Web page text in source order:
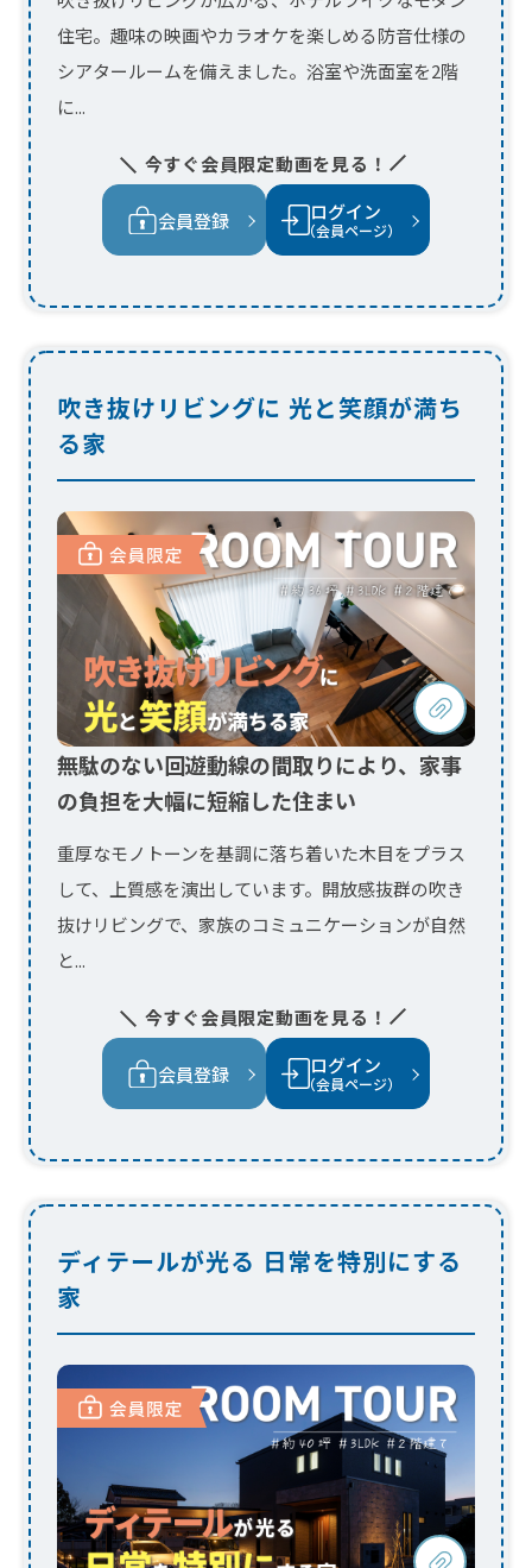
吹き抜けリビングに 光と笑顔が満ち
る家
無駄のない回遊動線の間取りにより、家事
の負担を大幅に短縮した住まい
重厚なモノトーンを基調に落ち着いた木目をプラス
して、上質感を演出しています。開放感抜群の吹き
抜けリビングで、家族のコミュニケーションが自然
と...
今すぐ会員限定動画を見る！
会員登録 （会員ページ）
ディテールが光る 日常を特別にする
開放感あふれる吹き抜けと、家事がはかど
る快適動線の住まい
吹き抜けの高窓から光が差し込む開放的なリビング
は、天井まで貼られたエコカラットが上質な空間を
演出します。回遊性の高いキッチンと効率的な家事